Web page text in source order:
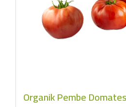
Organik Pembe